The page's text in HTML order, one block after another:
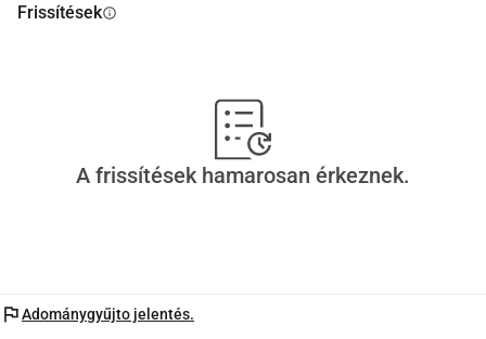
Frissítésekinfo
A frissítések hamarosan érkeznek.
flagAdománygyűjto jelentés.